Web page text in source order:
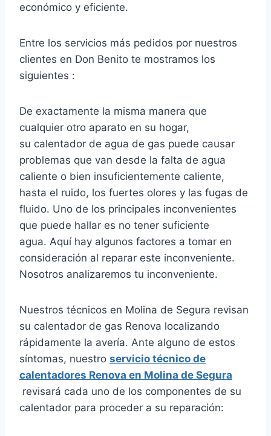
económico y eficiente.
Entre los servicios más pedidos por nuestros
clientes en Don Benito te mostramos los
siguientes :
De exactamente la misma manera que
cualquier otro aparato en su hogar,
su calentador de agua de gas puede causar
problemas que van desde la falta de agua
caliente o bien insuficientemente caliente,
hasta el ruido, los fuertes olores y las fugas de
fluido. Uno de los principales inconvenientes
que puede hallar es no tener suficiente
agua. Aquí hay algunos factores a tomar en
consideración al reparar este inconveniente.
Nosotros analizaremos tu inconveniente.
Nuestros técnicos en Molina de Segura revisan
su calentador de gas Renova localizando
rápidamente la avería. Ante alguno de estos
síntomas, nuestro servicio técnico de
calentadores Renova en Molina de Segura
revisará cada uno de los componentes de su
calentador para proceder a su reparación: